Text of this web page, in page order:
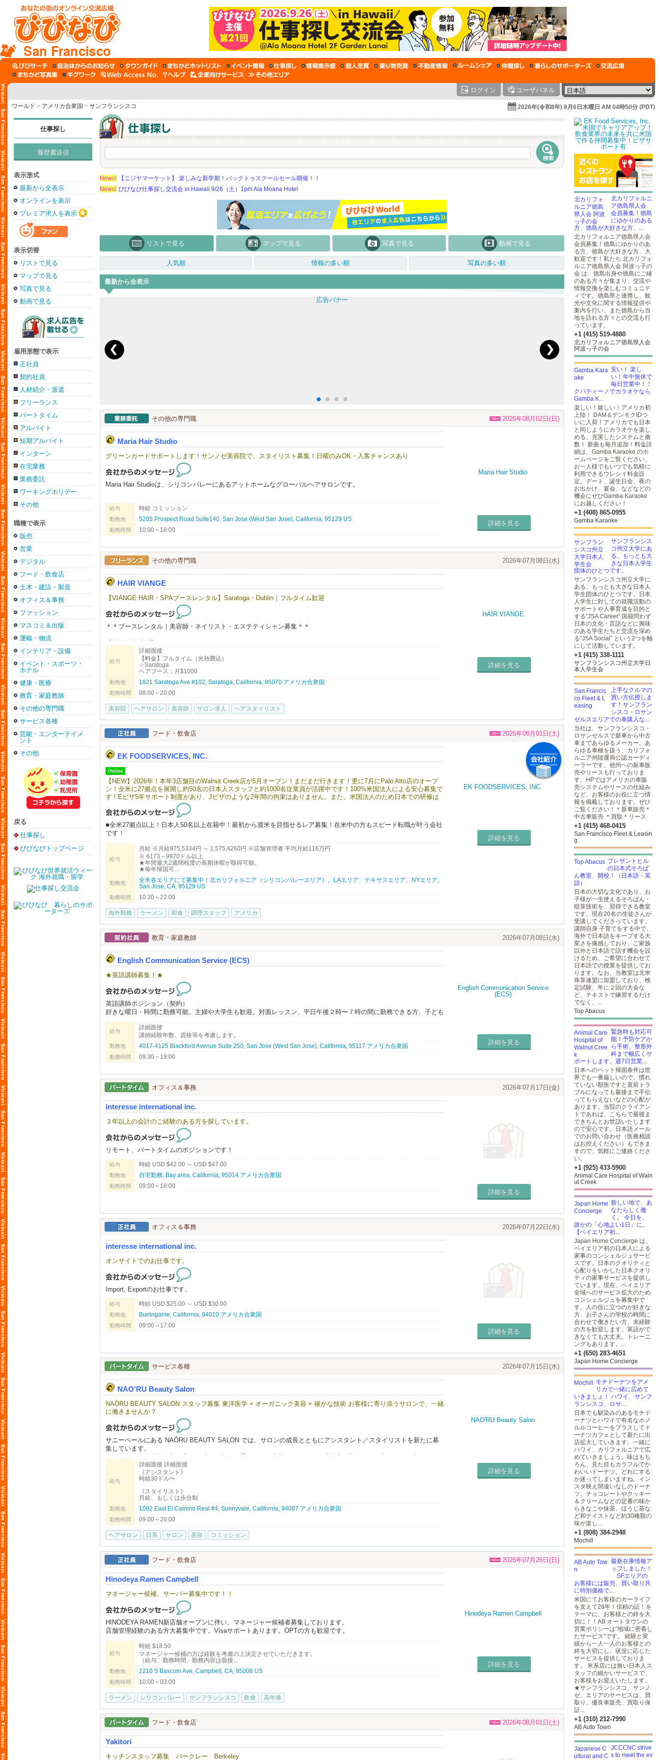
San Francisco
ログイン ユーザパネル
ワールド > アメリカ合衆国 > サンフランシスコ 2026年(令和8年) 8月6日木曜日 AM 04時50分 (PDT)
仕事探し
履歴書送信
表示形式
最新から全表示
オンラインを表示
プレミア求人を表示
表示切替
リストで見る
マップで見る
写真で見る
動画で見る
雇用形態で表示
正社員
契約社員
人材紹介・派遣
フリーランス
パートタイム
アルバイト
短期アルバイト
インターン
在宅業務
業務委託
ワーキングホリデー
その他
職種で表示
販売
営業
デジタル
フード・飲食店
土木・建設・製造
オフィス＆事務
ファッション
マスコミ＆出版
運輸・物流
インテリア・設備
イベント・スポーツ・
ホテル
健康・医療
教育・家庭教師
その他の専門職
サービス各種
芸能・エンターテイメ
ント
その他
戻る
仕事探し
びびなびトップページ
News!
【ニジヤマーケット】 楽しみな新学期！バックトゥスクールセール開催！！
News! びびなび仕事探し交流会 in Hawaii 9/26（土）1pm Ala Moana Hotel
リストで見る マップで見る 写真で見る 動画で見る
人気順 情報の多い順 写真の多い順
最新から全表示
その他の専門職 2026年08月02日(日)
Maria Hair Studio
グリーンカードサポートします！サンノゼ美容院で、スタイリスト募集！日曜のみOK・入客チャンスあり
Maria Hair Studioは、シリコンバレーにあるアットホームなグローバルヘアサロンです。
日本人・韓国人スタイリストが在籍する多国籍な環境で、
お互いに協力しながら、それぞれの技術や経験を活かし、高いクオリティのサービスを提供しています。
オーナーもスタッフも穏やかで話しやすく、
初めての方でも安心してスタートできる雰囲気を大切にしています。
トレンドスタイル、特別なイベント向けのスタイルまで幅広く対応しており、
ローカルのお客様を中心に、新規・リピーターともに安定して来店があり、
丁寧なカウンセリングと高いサービス品質を大切にしているため、
お客様との信頼関係を築きやすく、リピートにもつながりやすいサロンです。
「Japanese Head Spa」は特に人気が高く、
他サロンと差別化できる技術として学ぶことができます。
今後さらに拡大していく予定です。
「海外で働くのが初めてで不安…」という方も、しっかりサポートしますのでご安心ください！
顧客がいない状態からでも入客できる環境があります。
まずはお気軽にご連絡ください！
給与 時給 コミッション
勤務地 5205 Prospect Road Suite140, San Jose (West San Jose), California, 95129 US
勤務時間 10:00～18:00
詳細を見る
その他の専門職 2026年07月08日(水)
HAIR VIANGE
【VIANGE HAIR・SPAブースレンタル】Saratoga・Dublin｜フルタイム歓迎
＊＊ブースレンタル｜美容師・ネイリスト・エステティシャン募集＊＊
☆週7日、8:00～20:00利用可能
お気軽に見学にお越しください。
☆Saratoga
ヘアブース：月$1000
☆Dublin
スパルーム：月＄900
カリフォルニアで10年以上地元のお客様に愛されているJapanese hair salonです。
「日本の技術で満足してもらいたい！」そんな思いで一人一人のお客様に満足頂けるよう日本のサービスを提供してい
ます。
明るく、フレンドリーな雰囲気で、溶け込みやすい環境です。仕事も親切・丁寧に教えますので安心して働けます。
まずはお気軽にfostercity@viangehair.comへご連絡下さい。ご応募お待ちしております。
給与
詳細面接
【料金】フルタイム（光熱費込）
☆Saratoga
ヘアブース：月$1000
勤務地 1821 Saratoga Ave #102, Saratoga, California, 95070 アメリカ合衆国
勤務時間 08:00～20:00
詳細を見る
美容院 ヘアサロン 美容師 サロン求人 ヘアスタイリスト
フード・飲食店 2026年08月01日(土)
EK FOODSERVICES, INC.
Online
【NEW】2026年！本年3店舗目のWalnut Creek店が5月オープン！まだまだ行きます！更に7月にPalo Alto店のオープ
ン！全米に27拠点を展開し約50名の日本人スタッフと約1000名従業員が活躍中です！100%米国法人による安心募集で
す ! Eビザ5年サポート制度があり、Jビザのような2年間の拘束はありません。また、米国法人のため日本での研修は
一切なく、渡米後すぐに現地で実践的にスタートできます。有給やリフレッシュ休暇制度もあり、ほとんどの社員が毎
年1〜2週間のバケーションを楽しんでいます。アメリカでの成功を最短で目指せる、そして日本では味わえない働き方
や面白さを全身で感じられる環境がここにあります。
■全米27拠点以上！日本人50名以上在籍中！最初から渡米を目指せるレア募集！在米中の方もスピード転職が叶う会社
です！
■100%米国法人企業です。
■月給975,5334円～1,575,4260円
→6173ドル～9970ドル以上
⇨ ⇨ アメリカという国で働く。あなたの経験を世界へ。夢のアメリカへ、世界進出のチャンスを掴みませんか？業
務拡大に伴い、米国で活躍する仲間を大募集します！⇨ ⇨
▶︎こんな方は、まずはご応募してみてください。
▶︎弊社の特徴
年間最大​14日間の長期リフレッシュ休暇取得可能！殆どの社員の皆さんが年に1度は2週間程度の帰国やバケーション
を楽しんでます！
「ええっ！そんなに休み取れるんですか？と驚かれる事も多いです。」（笑）
当社ブランドで働​く店舗管理者の平均年収は約1​,402万円（日本人スタッフ平均月給​116.9万円）。
​※為替レート $1=¥158 （2026年3月換算）
​※2​025年1月から7月までの平均月給実績より算出
​※月給平均給与は1年以上勤務している2025年の平均月給実績
※給与は確約するものではなく能力で異なります。当社評価規定により算出
※要項に明記されている給与は平均です。実際に平均以上取得している方は管理者数の半分弱です。
▶︎応募のポイント♪
━━━━━━━━━━━━━━━━━━━━
飲食業を愛する人に、次の世界を。
ニューヨークで、ワイン片手にラーメンを食べる夫婦がいれば、
しゃぶしゃぶ、ラーメンを得意げに語るビジネスマンがシリコンバレーにいる。
デリバリーのうどんは大人気。
日本食の可能性が、ここにはある。
その最先端を、EK FOOD SERVICESは走っています。
アメリカという国で、次のキャリアを歩む。
飲食業を愛するあなたに、新しい挑戦の形を提案します。
★日本での飲食経験4年以上必須となります。
☆ビザの観点から採用が難しい方への通達はしておりません。
※飲食店での転職先をお探しの方（日本・米国から）
※現状に満足を得られいない方
※休みが週休2日取れてない方
★日本での飲食経験が4年以上の方（日本でのアルバイト含む）
※米国在住者の方（在米就労資格をお持ちの方）
※ラーメン、しゃぶしゃぶ、うどん、焼き鳥の業態経験のある方
※ビザ代を負担して欲しい方
※90万円以上の月給を希望の方
※これからの大成長を共に進めたい方
※お陰様で、沢山の皆様からのお問い合わせ頂いております。
━━━━━━━━━━━━━━━━━━━━
『飲食業界』のイメージ・働き方が１８０度変わる！
国内では体感できない働き方や面白さを全身で感じられる会社です。
◆◇飲食店もそこで働くスタッフも正当に評価される環境
例えば、ラーメン１杯の値段ってどのくらいを想像しますか？
日本国内では​1,000円程度で食べられるお店もありますが、
アメリカでは​3000円前後が普通の値段！
海外旅行に行ってびっくりしてしまう人もいますよね。
それは、そのブランドやそこで働くスタッフに対するリスペクトの表れ。
国内と比べる訳ではありませんが、そういった部分が大きく違う様に感じます。
だからこそ、働くスタッフには給与などの部分でしっかりと還元することができているんです！
◆◇実際に、当社で働く日本人スタッフの給与は
​※月給975,5334円～1,575,4260円​ →​ 6173ドル～9970ドル以上 ​※$1=¥1​58 （2026年3月換算）
頑張って働いてもらった分は、しっかりと給与で評価しています。
既定の休暇・勤務時間を遵守する事が法律で定められており、
若手～中堅問わず、全員が働きやすい環境整備を、
会社として推進し、常にブラッシュアップしているんです！
なんと、年間最大​14日間のリフレッシュ休暇、2週間程度のバケーションを皆さん楽しんでます！
━━━━━━━━━━━━━━━━━━━━
◆◇オシャレに『笑顔』で働ける！
煙がもくもくのラーメン店や、所々汚い居酒屋…等、
そういったブランドは当社には１店舗もありません。
流行の最先端とも評される立地でも展開をしているから、
味だけでなくそういった部分にも随所にこだわりが多数！
そんな社風や条件が揃っているから、
日本国内で活躍された後、当社に活躍の場を移し働き続けているスタッフも多数！
◆◇不安を感じさせない店舗展開ペース！
202​5年も​3店舗の出店を実績と、2026年も​続々新店開店を予定してい​ます！
キャリアアップを目指す方にも最適なタイミングです。
◆◇経験を活かし、新たな学びもある職場
ラーメンや居酒屋（個人店・チェーン店問わず）…など、
給与
月給 ※月給975,5334円 ～ 1,575,4260円 ※店舗管理者 平均月給116万円
※ 6173～9970ドル以上
★年間最大2週間程度の長期休暇が取得可能。
★毎年帰国可...
勤務地
全米各エリアにて募集中！北カリフォルニア（シリコンバレーエリア）、LAエリア、テキサスエリア、NYエリア,
San Jose, CA, 95129 US
勤務時間 10:30～22:00
詳細を見る
海外勤務 ラーメン 和食 調理スタッフ アメリカ
教育・家庭教師 2026年07月08日(水)
English Communication Service (ECS)
★英語講師募集！★
英語講師ポジション（契約）
好きな曜日・時間に勤務可能。主婦や大学生も歓迎。対面レッスン、平日午後２時〜７時の間に勤務できる方、子ども
日本から来て間もないご家族が、まずぶつかるのが言葉の壁である『英会話』。日英バイリンガル講師のニーズが増え
ています。きめ細かいサービスが沢山のご家族にご好評いただいております。大変やりがいのあるお仕事です。要US
労働許可。資格や経験がない場合でも、まずはお気軽にお問い合わせください。
English Communication Service (ECS) is seeking dedicated English teachers who strive to help students reach their
給与
詳細面接
講師経験年数、資格等を考慮します。
勤務地 4017-4125 Blackford Avenue Suite 250, San Jose (West San Jose), California, 95117 アメリカ合衆国
勤務時間 09:30～19:00
詳細を見る
オフィス＆事務 2026年07月17日(金)
interesse international inc.
３年以上の会計のご経験のある方を探しています。
リモート、パートタイムのポジションです！
給与 時給 USD $42.00 ～ USD $47.00
勤務地 自宅勤務, Bay area, California, 95014 アメリカ合衆国
勤務時間 09:00～18:00
詳細を見る
オフィス＆事務 2026年07月22日(水)
interesse international inc.
オンサイトでのお仕事です。
Import, Exportのお仕事です。
給与 時給 USD $25.00 ～ USD $30.00
勤務地 Burlingame, California, 94010 アメリカ合衆国
勤務時間 09:00～17:00
詳細を見る
サービス各種 2026年07月15日(水)
NAO'RU Beauty Salon
NAŌRU BEAUTY SALON スタッフ募集 東洋医学 × オーガニック美容 × 確かな技術 お客様に寄り添うサロンで、一緒
に働きませんか？
サニーベールにある NAŌRU BEAUTY SALON では、サロンの成長とともにアシスタント／スタイリストを新たに募
集しています。
大切にしています。
・スタイリスト
・アシスタント
・ボディマッサージセラピスト（同時募集）
こんな方をお待ちしています
・美容師免許（日本または米国）をお持ちの方、または実務経験のある方
・一人ひとりのお客様と丁寧に向き合いたい方
・向上心を持ち、学びながら成長していける方
※長期で働ける方を歓迎します。
NAŌRUで働く魅力
・時給$30〜（経験・能力により優遇）
・トップスタイリストMiki（中医学博士）から直接学べる環境
・東洋医学・筋膜・経絡理論を取り入れた、他にはない技術が身につきます
・柔軟なシフト制・日本語が通じる安心の職場
・少人数で落ち着いた、アットホームな雰囲気
▼ご応募はこちら
日本語でMIKIまでご連絡ください！
NAO'RU Beauty Salon
Address: 1082 E El Camino Rl. #4, Sunnyvale, CA 94087
ビザサポートについて
長く働いてくださる方、スキルや姿勢がサロンとマッチした方には、Eビザサポートも検討可能です（条件あり）。
あなたの「好き」や「経験」を活かして、NAŌRUで、より深く、美容と健康の世界に触れてみませんか？
ご応募を心よりお待ちしております。
給与
詳細面接 詳細面接
《アシスタント》
時給30ドル〜
《スタイリスト》
月給、もしくは歩合制
勤務地 1082 East El Camino Real #4, Sunnyvale, California, 94087 アメリカ合衆国
勤務時間 09:00～20:00
詳細を見る
ヘアサロン 日系 サロン 美容 コミッション
フード・飲食店 2026年07月26日(日)
Hinodeya Ramen Campbell
マネージャー候補、サーバー募集中です！！
HINODEYA RAMEN新店舗オープンに伴い、マネージャー候補者募集しております。
店舗管理経験のある方大募集中です。Visaサポートあります。OPTの方も歓迎です。
未経験者の方でも歓迎です。ご応募お待ちしております。
お気軽にお問い合わせください（415-786-0187 三浦）
給与
時給 $18.50
マネージャー候補の方は経験を考慮の上決定させていただきます。
（給与、勤務時間、勤務内容は面接...
勤務地 2210 S Bascom Ave, Campbell, CA, 95008 US
勤務時間 10:00～03:00
詳細を見る
ラーメン シリコンバレー サンフランシスコ 飲食 高年俸
フード・飲食店 2026年08月01日(土)
Yakitori
キッチンスタッフ募集 バークレー Berkeley
北カリフォルニ
ア徳島県人会
会員募集！徳島
にゆかりのある
方、徳島が大好きな方、...
北カリフォルニア徳島県人会
会員募集！徳島にゆかりのあ
る方、徳島が大好きな方、大
歓迎です！私たち 北カリフォ
ルニア徳島県人会 阿波っ子の
会 は、徳島出身や徳島にご縁
のある方々が集まり、交流や
情報交換を楽しむコミュニテ
ィです。徳島県と連携し、観
光や文化に関する情報提供や
案内を行い、また徳島から当
地を訪れる方々との交流も行
っています。
+1 (415) 519-4880
北カリフォルニア徳島県人会
阿波っ子の会
安い！ 楽し
い！年中無休で
毎日営業中！！
クパティーノでカラオケなら
Gamba K...
楽しい！嬉しい！アメリカ初
上陸！ DAM＆デンモクIDつ
いに入荷！アメリカでも日本
と同じようにカラオケを楽し
める、充実したシステムと曲
数！ 新曲も毎月追加！料金詳
細は、Gamba Karaoke のホ
ームページをご覧ください。
お一人様でもいつでも気軽に
利用できるウレシイ料金設
定。デート、誕生日会、夜の
お出かけ、宴会、などなどの
機会にぜひGamba Karaoke
にお越しください！
+1 (408) 865-0955
Gamba Karaoke
サンフランシス
コ州立大学にあ
る、もっとも大
きな日本人学生
団体のひとつです。
サンフランシスコ州立大学に
ある、もっとも大きな日本人
学生団体のひとつです。日本
人学生に対しての就職活動の
サポートや人事育成を目的と
する”JSA Career” 国籍問わず
日本の文化・言語などに興味
のある学生たちと交流を深め
る”JSA Social” という2つを軸
にして活動しています。
+1 (415) 338-1111
サンフランシスコ州立大学日
本人学生会
上手なクルマの
買い方伝授しま
す！サンフラン
シスコ・ロサン
ゼルスエリアでの車購入な...
当社は、サンフランシスコ・
ロサンゼルスで新車から中古
車まであらゆるメーカー、あ
らゆる車種を扱う、カリフォ
ルニア州陸運局公認カーディ
ーラーです。他州への新車販
売やリースも行っておりま
す。HPではアメリカの車販
売システムやリースの仕組み
など、お客様のお役に立つ情
報を掲載しております。ぜひ
ご覧ください！＊新車販売＊
中古車販売 ＊買取＊リース
+1 (415) 468-0415
San Francisco Fleet & Leasin
g
プレザントヒル
の日本式そろば
ん教室、開校！（日本語・英
語）
日本の大切な文化であり、お
子様が一生使えるそろばん・
暗算技術を、習得できる教室
です。現在20名の生徒さんが
受講してくださっています。
講師自身 子育てをする中で、
海外で日本語をキープする大
変さを痛感しており、ご家族
以外と日本語で話す機会を設
けるため、ご希望に合わせて
日本語での授業を提供してお
ります。なお、当教室は北米
珠算連盟に加盟しており、検
定試験、年に２回の大会な
ど、テキストで練習するだけ
でなく、...
Top Abacus
緊急時も対応可
能！予防ケアか
ら手術、整形外
科まで幅広くサ
ポートします。週7日営業...
日本へのペット帰国条件は世
界でも一番厳しいので、慣れ
ていない獣医ですと直前トラ
ブルになっても最後まで手伝
ってもらえないなどの心配が
あります。当院のクライアン
トであれば、こちらで最後ま
できちんとお世話いたします
ので安心です。日本語メール
でのお問い合わせ（医療相談
はお控えください）もできま
すので、気軽にご連絡くださ
い。
+1 (925) 433-5900
Animal Care Hospital of Waln
ut Creek
新しい地で、あ
なたらしく働
く。 今日を、
誰かの「心地よい1日」に。
【ベイエリア初...
Japan Home Concierge は、
ベイエリア初の日本人による
家事のコンシェルジュサービ
スです。日本のクオリティと
心配りをいかした日本クオリ
ティの家事サービスを提供し
ています。現在、ベイエリア
全域へのサービス拡大のため
コンシェルジュを募集中で
す。人の役に立つのが好きな
方、お子さんの学校の時間に
合わせて働きたい方、未経験
の方を歓迎します。英語がで
きなくても大丈夫。トレーニ
ングもあります。...
+1 (650) 283-4651
Japan Home Concierge
モチドーナツをアメ
リカで一緒に広めて
いきましょ！ ハワイ、サンフ
ランシスコ、ロサ...
日本でも馴染みのあるモチド
ーナツとハワイで有名なホノ
ルルコーヒーをプラスしてド
ーナツカフェとして新たに出
店拡大していきます。一緒に
ハワイ、カリフォルニアで広
めていきましょう。味はもち
ろん、見た目もカラフルでか
わいいドーナツ。どれにする
か迷ってしまいますね。イン
スタ映え間違いなしのドーナ
ツ。チョコレートやクッキー
＆クリームなどの定番の味か
らきなこや抹茶、ほうじ茶な
ど和テイストなど約30種類の
味が楽し...
+1 (808) 384-2948
Mochill
最新在庫情報ア
ップしました！
SFエリアの
お客様には販売、買い取り共
に特別価格で...
米国にてお客様のカーライフ
を支えて28年！信頼の証！を
テーマに、お客様との絆を大
切に！！AB オートタウンの
営業ポリシーは“地域に密着し
たサービス”です。 経験と実
績から一人一人のお客様との
絆を大切にし、状況に応じた
サービスを提供しておりま
す。 米系店には無い日本人ス
タッフの細かいサービスで、
お客様をお迎えいたします。
★サンフランシスコ、サンノ
ゼ、エリアのサービスは、買
取り、優良車販売、買取り保
証...
+1 (310) 212-7990
AB Auto Town
JCCCNC strive
s to meet the ev